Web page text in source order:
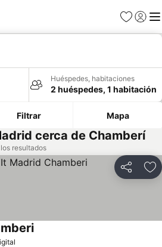
Favoritos
Iniciar
Huéspedes, habitaciones
2 huéspedes, 1 habitación
Filtrar Mapa
cerca de Chamberí
resultados
Compartir